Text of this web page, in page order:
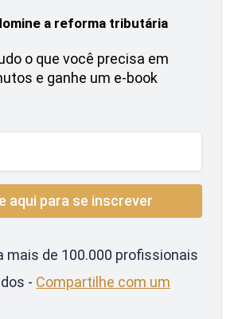
a reforma tributária
o que você precisa em
e ganhe um e-book
mais de 100.000 profissionais
- Compartilhe com um